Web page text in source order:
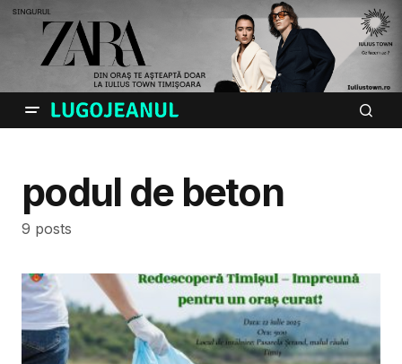
podul de beton
9 posts